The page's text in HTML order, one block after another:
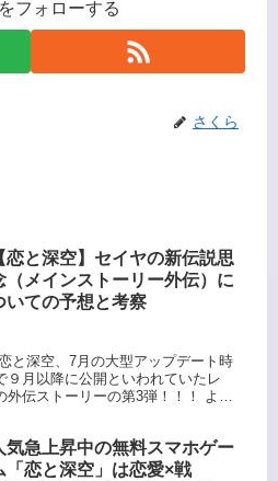
フォローする
さくら
恋と深空】セイヤの新伝説思
（メインストーリー外伝）に
いての予想と考察
と深空、7月の大型アップデート時
９月以降に公開といわれていたレ
伝ストーリーの第3弾！！！ よう
気急上昇中の無料スマホゲー
「恋と深空」は恋愛×戦